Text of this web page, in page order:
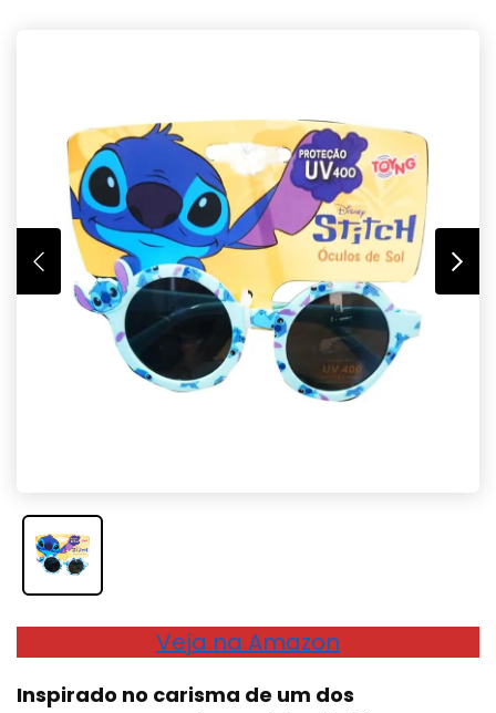
Veja na Amazon
Inspirado no carisma de um dos